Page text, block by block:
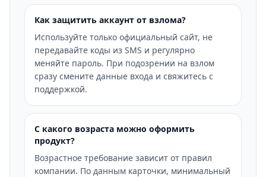
Как защитить аккаунт от взлома?
Используйте только официальный сайт, не
передавайте коды из SMS и регулярно
меняйте пароль. При подозрении на взлом
сразу смените данные входа и свяжитесь с
поддержкой.
С какого возраста можно оформить
продукт?
Возрастное требование зависит от правил
компании. По данным карточки, минимальный